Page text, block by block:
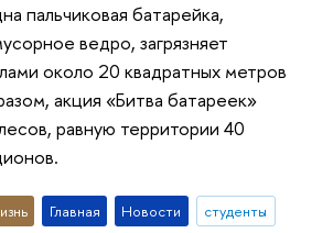
пальчиковая батарейка,
ведро, загрязняет
около 20 квадратных метров
акция «Битва батареек»
равную территории 40
Главная Новости
студенты